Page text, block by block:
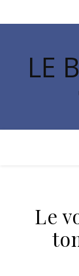
LE
Le